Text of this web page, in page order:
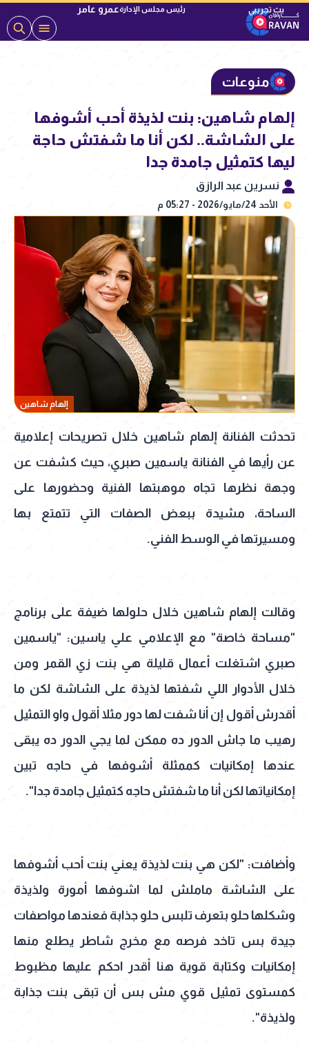
رئيس مجلس الإدارةعمرو عامر
منوعات
إلهام شاهين: بنت لذيذة أحب أشوفها
على الشاشة.. لكن أنا ما شفتش حاجة
ليها كتمثيل جامدة جدا
نسرين عبد الرازق
الأحد 24/مايو/2026 - 05:27 م
إلهام شاهين
تحدثت الفنانة إلهام شاهين خلال تصريحات إعلامية
عن رأيها في الفنانة ياسمين صبري، حيث كشفت عن
وجهة نظرها تجاه موهبتها الفنية وحضورها على
الساحة، مشيدة ببعض الصفات التي تتمتع بها
ومسيرتها في الوسط الفني.
وقالت إلهام شاهين خلال حلولها ضيفة على برنامج
"مساحة خاصة" مع الإعلامي علي ياسين: "ياسمين
صبري اشتغلت أعمال قليلة هي بنت زي القمر ومن
خلال الأدوار اللي شفتها لذيذة على الشاشة لكن ما
أقدرش أقول إن أنا شفت لها دور مثلا أقول واو التمثيل
رهيب ما جاش الدور ده ممكن لما يجي الدور ده يبقى
عندها إمكانيات كممثلة أشوفها في حاجه تبين
إمكانياتها لكن أنا ما شفتش حاجه كتمثيل جامدة جدا".
وأضافت: "لكن هي بنت لذيذة يعني بنت أحب أشوفها
على الشاشة ماملش لما اشوفها أمورة ولذيذة
وشكلها حلو بتعرف تلبس حلو جذابة فعندها مواصفات
جيدة بس تاخد فرصه مع مخرج شاطر يطلع منها
إمكانيات وكتابة قوية هنا أقدر احكم عليها مظبوط
كمستوى تمثيل قوي مش بس أن تبقى بنت جذابة
ولذيذة".